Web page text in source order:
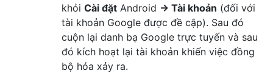
khỏi Cài đặt Android → Tài khoản (đối với
tài khoản Google được đề cập). Sau đó
cuộn lại danh bạ Google trực tuyến và sau
đó kích hoạt lại tài khoản khiến việc đồng
bộ hóa xảy ra.